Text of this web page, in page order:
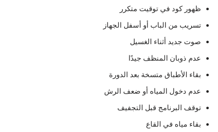
ظهور كود في توقيت متكرر
تسريب من الباب أو أسفل الجهاز
صوت جديد أثناء الغسيل
عدم ذوبان المنظف جيدًا
بقاء الأطباق متسخة بعد الدورة
عدم دخول المياه أو ضعف الرش
توقف البرنامج قبل التجفيف
بقاء مياه في القاع